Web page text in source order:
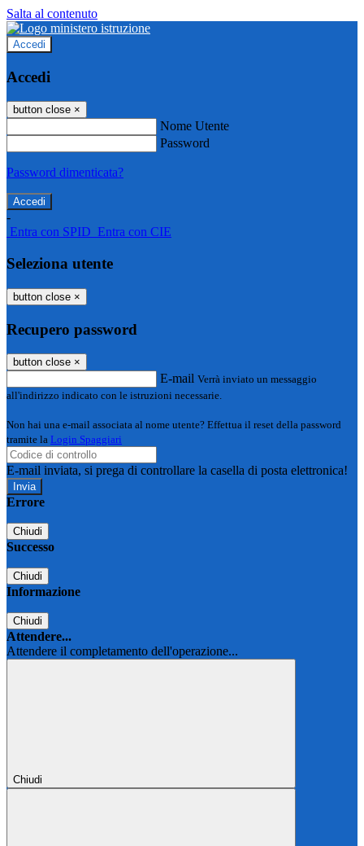
Salta al contenuto
Accedi
Accedi
button close ×
Nome Utente
Password
Password dimenticata?
-
Entra con SPID Entra con CIE
Seleziona utente
button close ×
Recupero password
button close ×
E-mail Verrà inviato un messaggio
all'indirizzo indicato con le istruzioni necessarie.
Non hai una e-mail associata al nome utente? Effettua il reset della password
tramite la Login Spaggiari
E-mail inviata, si prega di controllare la casella di posta elettronica!
Errore
Chiudi
Successo
Chiudi
Informazione
Chiudi
Attendere...
Attendere il completamento dell'operazione...
Chiudi